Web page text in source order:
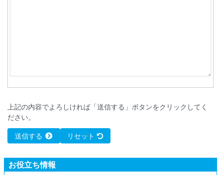
上記の内容でよろしければ「送信する」ボタンをクリックしてく
ださい。
送信する リセット
お役立ち情報